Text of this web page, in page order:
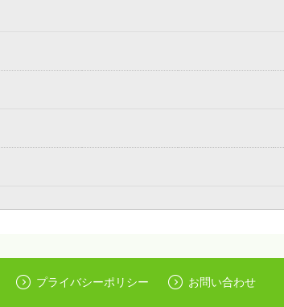
プライバシーポリシー お問い合わせ